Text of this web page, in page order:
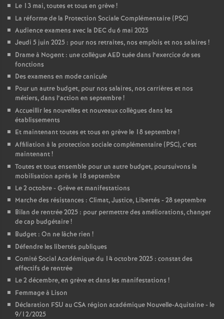
Le 13 mai, toutes et tous en grève!
La réforme de la Protection Sociale Complémentaire (PSC)
Audience examens avec la DEC du 6 mai 2025
Jeudi 5 juin 2025 : pour nos retraites, nos emplois et nos salaires !
Drame à Nogent : une collègue AED tuée dans l’exercice de ses
fonctions
Des examens en mode canicule
Pour un autre budget, pour nos salaires, nos carrières et nos
métiers, dans l’action en septembre!
Accueillir les nouvelles et nouveaux collègues dans les
établissements
Et maintenant toutes et tous en grève le 18 septembre!
Affiliation à la protection sociale complémentaire (PSC), c’est
maintenant!
Toutes et tous ensemble pour un autre budget, poursuivons la
mobilisation après le 18 septembre
Le 2 octobre - Grève et manifestations
Marche des résistances : Climat, Justice, Libertés - 28 septembre
Bilan de rentrée 2025 : pour permettre des améliorations, changer
de cap budgétaire!
Budget : On ne lâche rien !
Défendre les libertés publiques
Comité Social Académique du 14 octobre 2025 : constat des
effectifs de rentrée
Le 2 décembre, en grève et dans les manifestations !
Femmage à Lison
Déclaration FSU au CSA région académique Nouvelle-Aquitaine - le
9/12/2025